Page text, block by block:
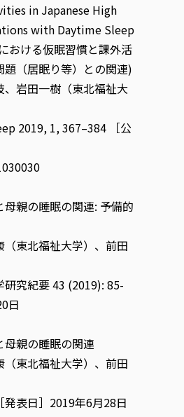
in Japanese High
with Daytime Sleep
おける仮眠習慣と課外活
（居眠り等）との関連)
、岩田一樹（東北福祉大
2019, 1, 367–384 ［公
母親の睡眠の関連: 予備的
（東北福祉大学）、前田
研究紀要 43 (2019): 85-
日
母親の睡眠の関連
（東北福祉大学）、前田
発表日］2019年6月28日